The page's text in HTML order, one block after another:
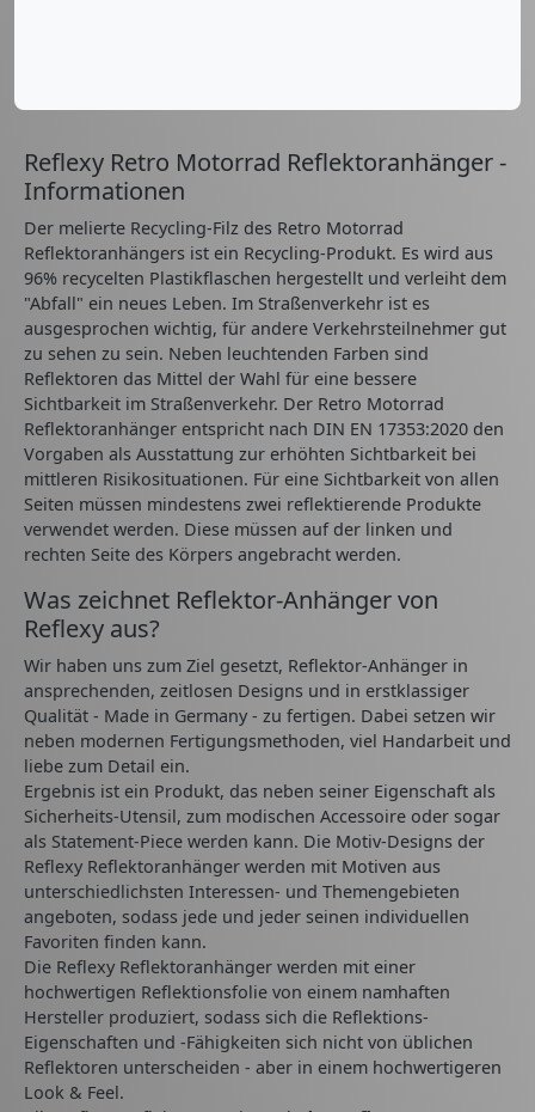
Reflexy Retro Motorrad Reflektoranhänger -
Informationen
Der melierte Recycling-Filz des Retro Motorrad
Reflektoranhängers ist ein Recycling-Produkt. Es wird aus
96% recycelten Plastikflaschen hergestellt und verleiht dem
"Abfall" ein neues Leben. Im Straßenverkehr ist es
ausgesprochen wichtig, für andere Verkehrsteilnehmer gut
zu sehen zu sein. Neben leuchtenden Farben sind
Reflektoren das Mittel der Wahl für eine bessere
Sichtbarkeit im Straßenverkehr. Der Retro Motorrad
Reflektoranhänger entspricht nach DIN EN 17353:2020 den
Vorgaben als Ausstattung zur erhöhten Sichtbarkeit bei
mittleren Risikosituationen. Für eine Sichtbarkeit von allen
Seiten müssen mindestens zwei reflektierende Produkte
verwendet werden. Diese müssen auf der linken und
rechten Seite des Körpers angebracht werden.
Was zeichnet Reflektor-Anhänger von
Reflexy aus?
Wir haben uns zum Ziel gesetzt, Reflektor-Anhänger in
ansprechenden, zeitlosen Designs und in erstklassiger
Qualität - Made in Germany - zu fertigen. Dabei setzen wir
neben modernen Fertigungsmethoden, viel Handarbeit und
liebe zum Detail ein.
Ergebnis ist ein Produkt, das neben seiner Eigenschaft als
Sicherheits-Utensil, zum modischen Accessoire oder sogar
als Statement-Piece werden kann. Die Motiv-Designs der
Reflexy Reflektoranhänger werden mit Motiven aus
unterschiedlichsten Interessen- und Themengebieten
angeboten, sodass jede und jeder seinen individuellen
Favoriten finden kann.
Die Reflexy Reflektoranhänger werden mit einer
hochwertigen Reflektionsfolie von einem namhaften
Hersteller produziert, sodass sich die Reflektions-
Eigenschaften und -Fähigkeiten sich nicht von üblichen
Reflektoren unterscheiden - aber in einem hochwertigeren
Look & Feel.